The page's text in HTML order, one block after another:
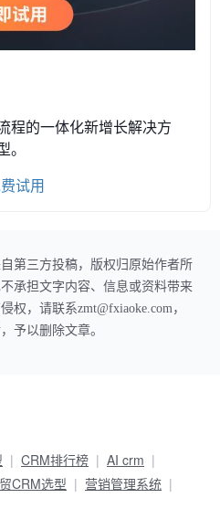
程的一体化新增长解决方
试用
第三方投稿，版权归原始作者所
承担文字内容、信息或资料带来
权，请联系zmt@fxiaoke.com，
予以删除文章。
CRM排行榜
AI crm
CRM选型
营销管理系统